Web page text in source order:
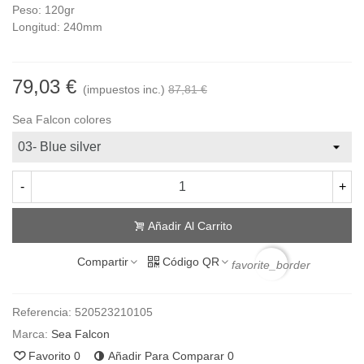
Peso: 120gr
Longitud: 240mm
79,03 € (impuestos inc.) 87,81 €
Sea Falcon colores
- +
Añadir Al Carrito
Compartir Código QR favorite_border
Referencia: 520523210105
Marca: Sea Falcon
Favorito 0 Añadir Para Comparar 0